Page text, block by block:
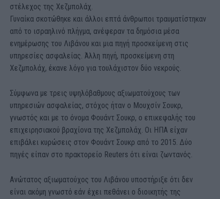
στέλεχος της Χεζμπολάχ.
Γυναίκα σκοτώθηκε και άλλοι επτά άνθρωποι τραυματίστηκαν
από το ισραηλινό πλήγμα, ανέφεραν τα δημόσια μέσα
ενημέρωσης του Λιβάνου και μια πηγή προσκείμενη στις
υπηρεσίες ασφαλείας. Άλλη πηγή, προσκείμενη στη
Χεζμπολάχ, έκανε λόγο για τουλάχιστον δύο νεκρούς.
Σύμφωνα με τρεις υψηλόβαθμους αξιωματούχους των
υπηρεσιών ασφαλείας, στόχος ήταν ο Μουχσίν Σουκρ,
γνωστός και με το όνομα Φουάντ Σουκρ, ο επικεφαλής του
επιχειρησιακού βραχίονα της Χεζμπολάχ. Οι ΗΠΑ είχαν
επιβάλει κυρώσεις στον Φουάντ Σουκρ από το 2015. Δύο
πηγές είπαν στο πρακτορείο Reuters ότι είναι ζωντανός.
Ανώτατος αξιωματούχος του Λιβάνου υποστήριξε ότι δεν
είναι ακόμη γνωστό εάν έχει πεθάνει ο διοικητής της